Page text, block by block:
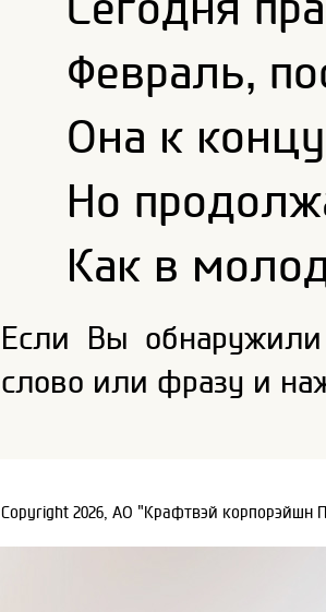
Февраль,
Она к
Но
Как в
Если Вы
слово или фразу и
Copyright 2026, АО "Крафтвэй корпорэйшн